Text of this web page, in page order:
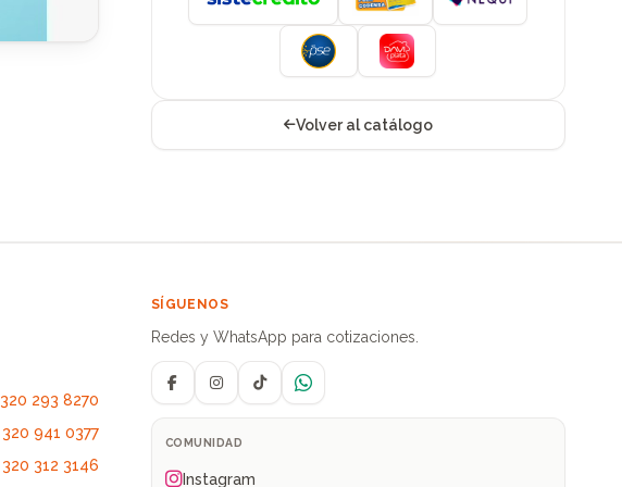
Volver al catálogo
320 293 8270
320 941 0377
320 312 3146
SÍGUENOS
Redes y WhatsApp para cotizaciones.
FacebookInstagramTikTokWhatsApp
COMUNIDAD
Instagram